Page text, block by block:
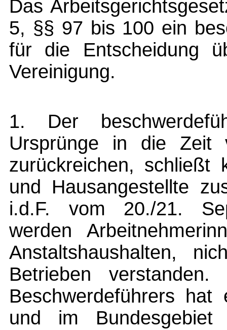
Das
5, §§ 97 bis 100 ein
für die Entscheidung
Vereinigung.
1. Der
Ursprünge in die Zeit
zurückreichen, schließt
und Hausangestellte
i.d.F. vom 20./21.
werden
Anstaltshaushalten,
Betrieben
Beschwerdeführers
und im